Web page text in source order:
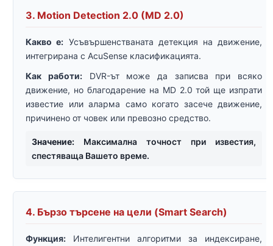
3. Motion Detection 2.0 (MD 2.0)
Какво е: Усъвършенстваната детекция на движение,
интегрирана с AcuSense класификацията.
Как работи:DVR-ът може да записва при всяко
движение, но благодарение на MD 2.0 той ще изпрати
известие или аларма само когато засече движение,
причинено от човек или превозно средство.
Значение: Максимална точност при известия,
спестяваща Вашето време.
4. Бързо търсене на цели (Smart Search)
Функция: Интелигентни алгоритми за индексиране,